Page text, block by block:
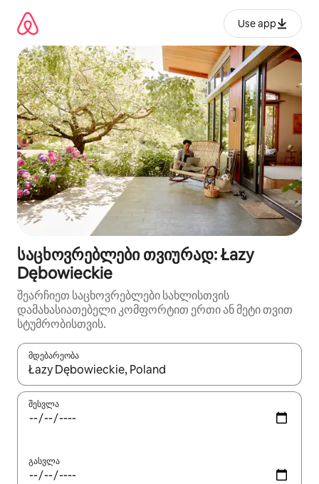
გადასვლა
Use app
საცხოვრებლები თვიურად: Łazy
Dębowieckie
შეარჩიეთ საცხოვრებლები სახლისთვის
დამახასიათებელი კომფორტით ერთი ან მეტი თვით
სტუმრობისთვის.
მდებარეობა
როცა შედეგები ხელმისაწვდომი გახდება, ნავიგაციისთვის
შესვლა
გასვლა